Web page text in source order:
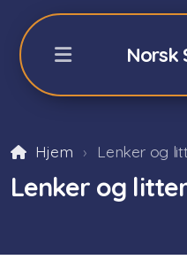
Norsk
Hjem Lenker og
Lenker og
NSFs Sommerkurs Geilo
Påmelding sommerkurs -